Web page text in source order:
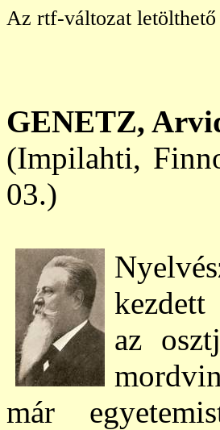
Az rtf-változat letölthető
GENETZ,
(Impilahti,
03.)
az
már